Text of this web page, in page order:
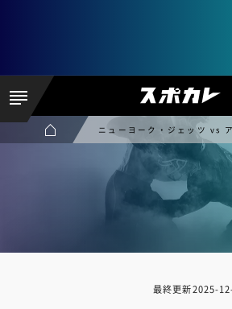
ニューヨーク・ジェッツ vs
最終更新2025-